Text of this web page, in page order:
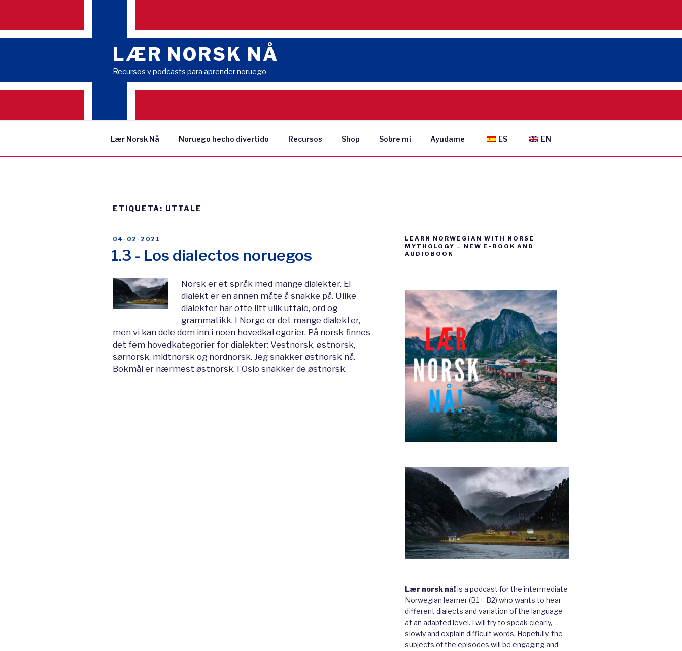
contenido
LÆR NORSK NÅ
Recursos y podcasts para aprender noruego
Lær Norsk Nå Noruego hecho divertido Recursos Shop Sobre mi Ayudame ES EN
ETIQUETA: UTTALE
PUBLICADO
04-02-2021
1.3 - Los dialectos noruegos
Norsk er et språk med mange dialekter. Ei
dialekt er en annen måte å snakke på. Ulike
dialekter har ofte litt ulik uttale, ord og
grammatikk. I Norge er det mange dialekter,
men vi kan dele dem inn i noen hovedkategorier. På norsk finnes
det fem hovedkategorier for dialekter: Vestnorsk, østnorsk,
sørnorsk, midtnorsk og nordnorsk. Jeg snakker østnorsk nå.
Bokmål er nærmest østnorsk. I Oslo snakker de østnorsk.
LEARN NORWEGIAN WITH NORSE
MYTHOLOGY – NEW E-BOOK AND
AUDIOBOOK
Lær norsk nå!is a podcast for the intermediate
Norwegian learner (B1 – B2) who wants to hear
different dialects and variation of the language
at an adapted level. I will try to speak clearly,
slowly and explain difficult words. Hopefully, the
subjects of the episodes will be engaging and